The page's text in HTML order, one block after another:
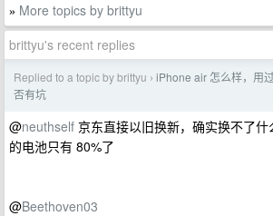
» More topics by brittyu
brittyu's recent replies
Replied to a topic by brittyu › iPhone air 怎么样，用
否有坑
@neuthself 京东直接以旧换新，确实换不了
的电池只有 80%了
@Beethoven03